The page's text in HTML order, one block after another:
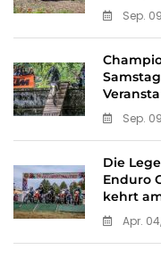
Sep.
Sep.
Die
Enduro
kehrt
Apr.